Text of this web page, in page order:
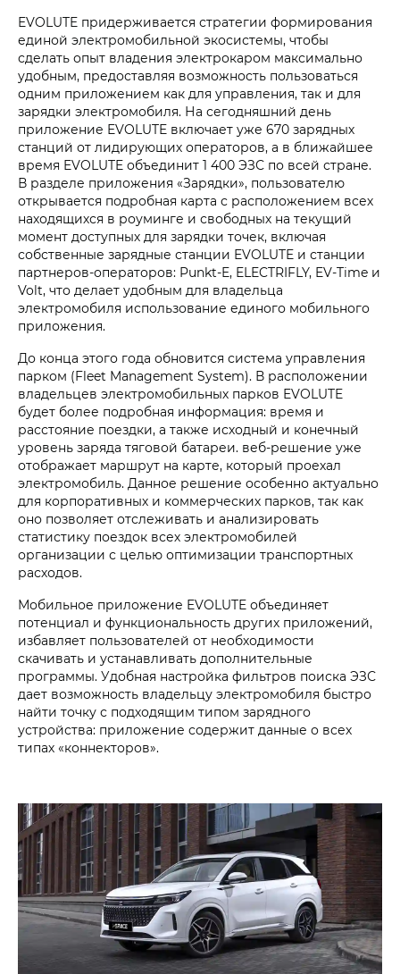
EVOLUTE придерживается стратегии формирования
единой электромобильной экосистемы, чтобы
сделать опыт владения электрокаром максимально
удобным, предоставляя возможность пользоваться
одним приложением как для управления, так и для
зарядки электромобиля. На сегодняшний день
приложение EVOLUTE включает уже 670 зарядных
станций от лидирующих операторов, а в ближайшее
время EVOLUTE объединит 1 400 ЭЗС по всей стране.
В разделе приложения «Зарядки», пользователю
открывается подробная карта с расположением всех
находящихся в роуминге и свободных на текущий
момент доступных для зарядки точек, включая
собственные зарядные станции EVOLUTE и станции
партнеров-операторов: Punkt-E, ELECTRIFLY, EV-Time и
Volt, что делает удобным для владельца
электромобиля использование единого мобильного
приложения.
До конца этого года обновится система управления
парком (Fleet Management System). В расположении
владельцев электромобильных парков EVOLUTE
будет более подробная информация: время и
расстояние поездки, а также исходный и конечный
уровень заряда тяговой батареи. веб-решение уже
отображает маршрут на карте, который проехал
электромобиль. Данное решение особенно актуально
для корпоративных и коммерческих парков, так как
оно позволяет отслеживать и анализировать
статистику поездок всех электромобилей
организации с целью оптимизации транспортных
расходов.
Мобильное приложение EVOLUTE объединяет
потенциал и функциональность других приложений,
избавляет пользователей от необходимости
скачивать и устанавливать дополнительные
программы. Удобная настройка фильтров поиска ЭЗС
дает возможность владельцу электромобиля быстро
найти точку с подходящим типом зарядного
устройства: приложение содержит данные о всех
типах «коннекторов».